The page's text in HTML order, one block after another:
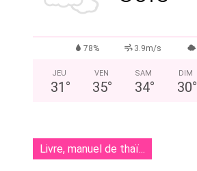
78% 3.9m/s
JEU
31 °
VEN
35°
SAM
34°
DIM
30°
Livre, manuel de thaï...